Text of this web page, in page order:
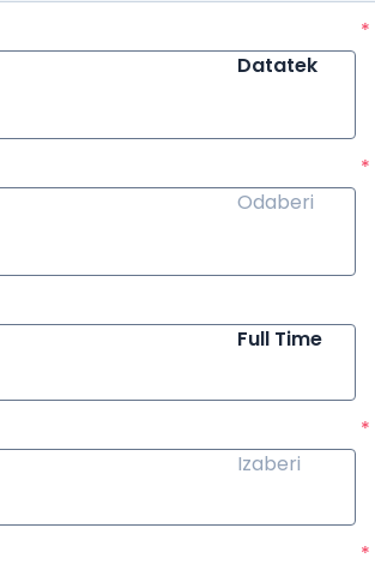
*
Datatek
*
Odaberi
Full Time
*
Izaberi
*